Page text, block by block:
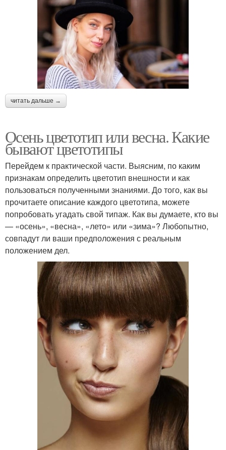
читать дальше →
Осень цветотип или весна. Какие
бывают цветотипы
Перейдем к практической части. Выясним, по каким
признакам определить цветотип внешности и как
пользоваться полученными знаниями. До того, как вы
прочитаете описание каждого цветотипа, можете
попробовать угадать свой типаж. Как вы думаете, кто вы
— «осень», «весна», «лето» или «зима»? Любопытно,
совпадут ли ваши предположения с реальным
положением дел.